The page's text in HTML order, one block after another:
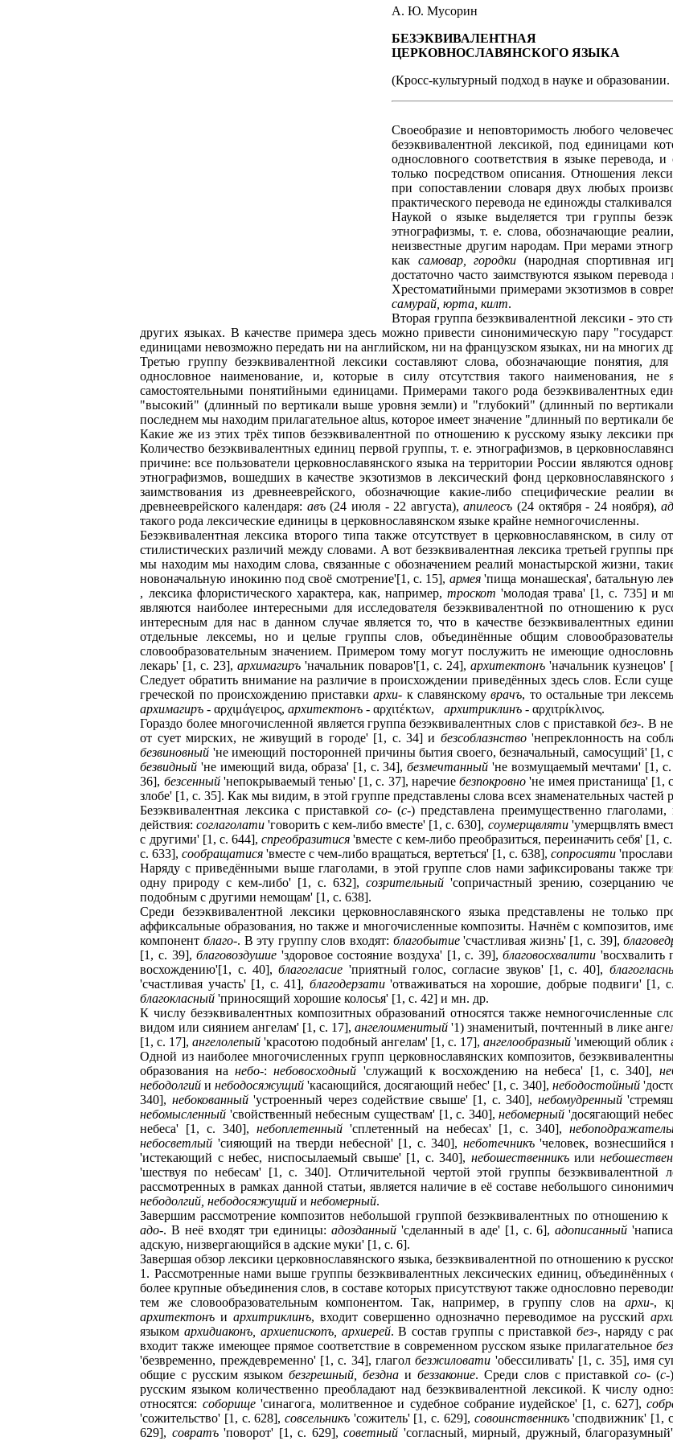
А. Ю. Мусорин
БЕЗЭКВИВАЛЕНТНАЯ
ЦЕРКОВНОСЛАВЯНСКОГО ЯЗЫКА
(Кросс-культурный подход в науке и
Своеобразие и неповторимость любого
безэквивалентной лексикой, под единицами
однословного соответствия в языке перевода,
только посредством описания. Отношения
при сопоставлении словаря двух любых
практического перевода не единожды
Наукой о языке выделяется три группы
этнографизмы, т. е. слова, обозначающие
неизвестные другим народам. При мерами
как самовар, городки (народная спортивная
достаточно часто заимствуются языком
Хрестоматийными примерами экзотизмов в
самурай, юрта, килт.
Вторая группа безэквивалентной лексики - это
других языках. В качестве примера здесь можно привести синонимическую пару
единицами невозможно передать ни на английском, ни на французском языках, ни на многих
Третью группу безэквивалентной лексики составляют слова, обозначающие понятия,
однословное наименование, и, которые в силу отсутствия такого наименования,
самостоятельными понятийными единицами. Примерами такого рода безэквивалентных
"высокий" (длинный по вертикали выше уровня земли) и "глубокий" (длинный по
последнем мы находим прилагательное altus, которое имеет значение "длинный по вертикали
Какие же из этих трёх типов безэквивалентной по отношению к русскому языку лексики
Количество безэквивалентных единиц первой группы, т. е. этнографизмов, в
причине: все пользователи церковнославянского языка на территории России являются
этнографизмов, вошедших в качестве экзотизмов в лексический фонд
заимствования из древнееврейского, обозначющие какие-либо специфические реалии
древнееврейского календаря: авъ(24 июля - 22 августа),апилеосъ (24 октября - 24 ноября),
такого рода лексические единицы в церковнославянском языке крайне немногочисленны.
Безэквивалентная лексика второго типа также отсутствует в церковнославянском, в
стилистических различий между словами. А вот безэквивалентная лексика третьей группы
мы находим мы находим слова, связанные с обозначением реалий монастырской жизни,
новоначальную инокиню под своё смотрение'[1, c. 15], армея'пища монашеская', батальную
, лексика флористического характера, как, например,троскот 'молодая трава' [1, c. 735] и
являются наиболее интересными для исследователя безэквивалентной по отношению к
интересным для нас в данном случае является то, что в качестве безэквивалентных
отдельные лексемы, но и целые группы слов, объединённые общим
словообразовательным значением. Примером тому могут послужить не имеющие
лекарь' [1, c. 23],архимагиръ 'начальник поваров'[1, c. 24],архитектонъ 'начальник кузнецов'
Следует обратить внимание на различие в происхождении приведённых здесь слов. Если
греческой по происхождению приставкиархи- к славянскомуврачъ, то остальные три
архимагиръ - αρχιμάγειρος,архитектонъ - αρχιτέκτων,архитриклинъ - αρχιτρίκλινος.
Гораздо более многочисленной является группа безэквивалентных слов с приставкойбез-. В
от сует мирских, не живущий в городе' [1, c. 34] и безсоблазнство'непреклонность на
безвиновный 'не имеющий посторонней причины бытия своего, безначальный, самосущий' [1,
безвидный 'не имеющий вида, образа' [1, c. 34],безмечтанный 'не возмущаемый мечтами' [1,
36], безсенный'непокрываемый тенью' [1, c. 37], наречиебезпокровно 'не имея пристанища' [1,
злобе' [1, c. 35]. Как мы видим, в этой группе представлены слова всех знаменательных частей
Безэквивалентная лексика с приставкой со- (с-) представлена преимущественно
действия:соглаголати 'говорить с кем-либо вместе' [1, c. 630], соумерщвляти'умерщвлять
с другими' [1, c. 644],спреобразитися 'вместе с кем-либо преобразиться, переиначить себя' [1,
c. 633],сообращатися 'вместе с чем-либо вращаться, вертеться' [1, c. 638],сопросияти
Наряду с приведёнными выше глаголами, в этой группе слов нами зафиксированы также
одну природу с кем-либо' [1, c. 632],созрительный 'сопричастный зрению, созерцанию
подобным с другими немощам' [1, c. 638].
Среди безэквивалентной лексики церковнославянского языка представлены не только
аффиксальные образования, но также и многочисленные композиты. Начнём с композитов,
компонентблаго-. В эту группу слов входят: благобытие'счастливая жизнь' [1, c. 39],
[1, c. 39],благовоздушие 'здоровое состояние воздуха' [1, c. 39],благовосхвалити
восхождению'[1, c. 40],благогласие 'приятный голос, согласие звуков' [1, c. 40],
'счастливая участь' [1, c. 41], благодерзати'отваживаться на хорошие, добрые подвиги' [1,
благокласный 'приносящий хорошие колосья' [1, с. 42] и мн. др.
К числу безэквивалентных композитных образований относятся также немногочисленные
видом или сиянием ангелам' [1, c. 17],ангелоименитый '1) знаменитый, почтенный в лике
[1, c. 17],ангелолепый 'красотою подобный ангелам' [1, c. 17],ангелообразный 'имеющий облик
Одной из наиболее многочисленных групп церковнославянских композитов,
образования нанебо-:небовосходный 'служащий к восхождению на небеса' [1, c. 340],
небодолгий инебодосяжущий 'касающийся, досягающий небес' [1, c. 340], небодостойный
340], небокованный'устроенный через содействие свыше' [1, c. 340], небомудренный
небомысленный 'свойственный небесным существам' [1, c. 340],небомерный 'досягающий
небеса' [1, c. 340],небоплетенный 'сплетенный на небесах' [1, c. 340],
небосветлый 'сияющий на тверди небесной' [1, c. 340], неботечникъ'человек,
'истекающий с небес, ниспосылаемый свыше' [1, c. 340], небошественникъили
'шествуя по небесам' [1, c. 340]. Отличительной чертой этой группы безэквивалентной
рассмотренных в рамках данной статьи, является наличие в её составе небольшого
небодолгий, небодосяжущий инебомерный.
Завершим рассмотрение композитов небольшой группой безэквивалентных по отношению
адо-. В неё входят три единицы: адозданный'сделанный в аде' [1, c. 6],адописанный
адскую, низвергающийся в адские муки' [1, c. 6].
Завершая обзор лексики церковнославянского языка, безэквивалентной по отношению к
1. Рассмотренные нами выше группы безэквивалентных лексических единиц,
более крупные объединения слов, в составе которых присутствуют также однословно
тем же словообразовательным компонентом. Так, например, в группу слов на архи-,
архитектонъ иархитриклинъ, входит совершенно однозначно переводимое на русский
языкомархидиаконъ, архиепископъ, архиерей. В состав группы с приставкойбез-, наряду с
входит также имеющее прямое соответствие в современном русском языке прилагательное
'безвременно, преждевременно' [1, c. 34], глаголбезжиловати 'обессиливать' [1, c. 35], имя
общие с русским языкомбезгрешный, безднаи беззаконие. Среди слов с приставкойсо- (с-
русским языком количественно преобладают над безэквивалентной лексикой. К числу
относятся: соборище'синагога, молитвенное и судебное собрание иудейское' [1, c. 627],
'сожительство' [1, c. 628],совсельникъ 'сожитель' [1, с. 629], совоинственникъ'сподвижник' [1,
629], совратъ'поворот' [1, с. 629],советный 'согласный, мирный, дружный,